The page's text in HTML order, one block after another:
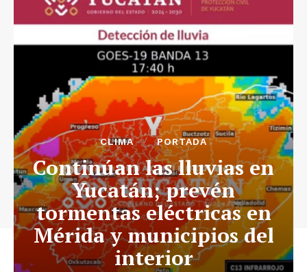
CLIMA PORTADA
Continúan las lluvias en
Yucatán; prevén
tormentas eléctricas en
Mérida y municipios del
interior